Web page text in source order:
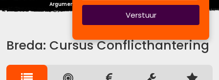
Argumenten moet je niet tellen, maar wegen.
Breda: Cursus Conflicthantering
Verstuur